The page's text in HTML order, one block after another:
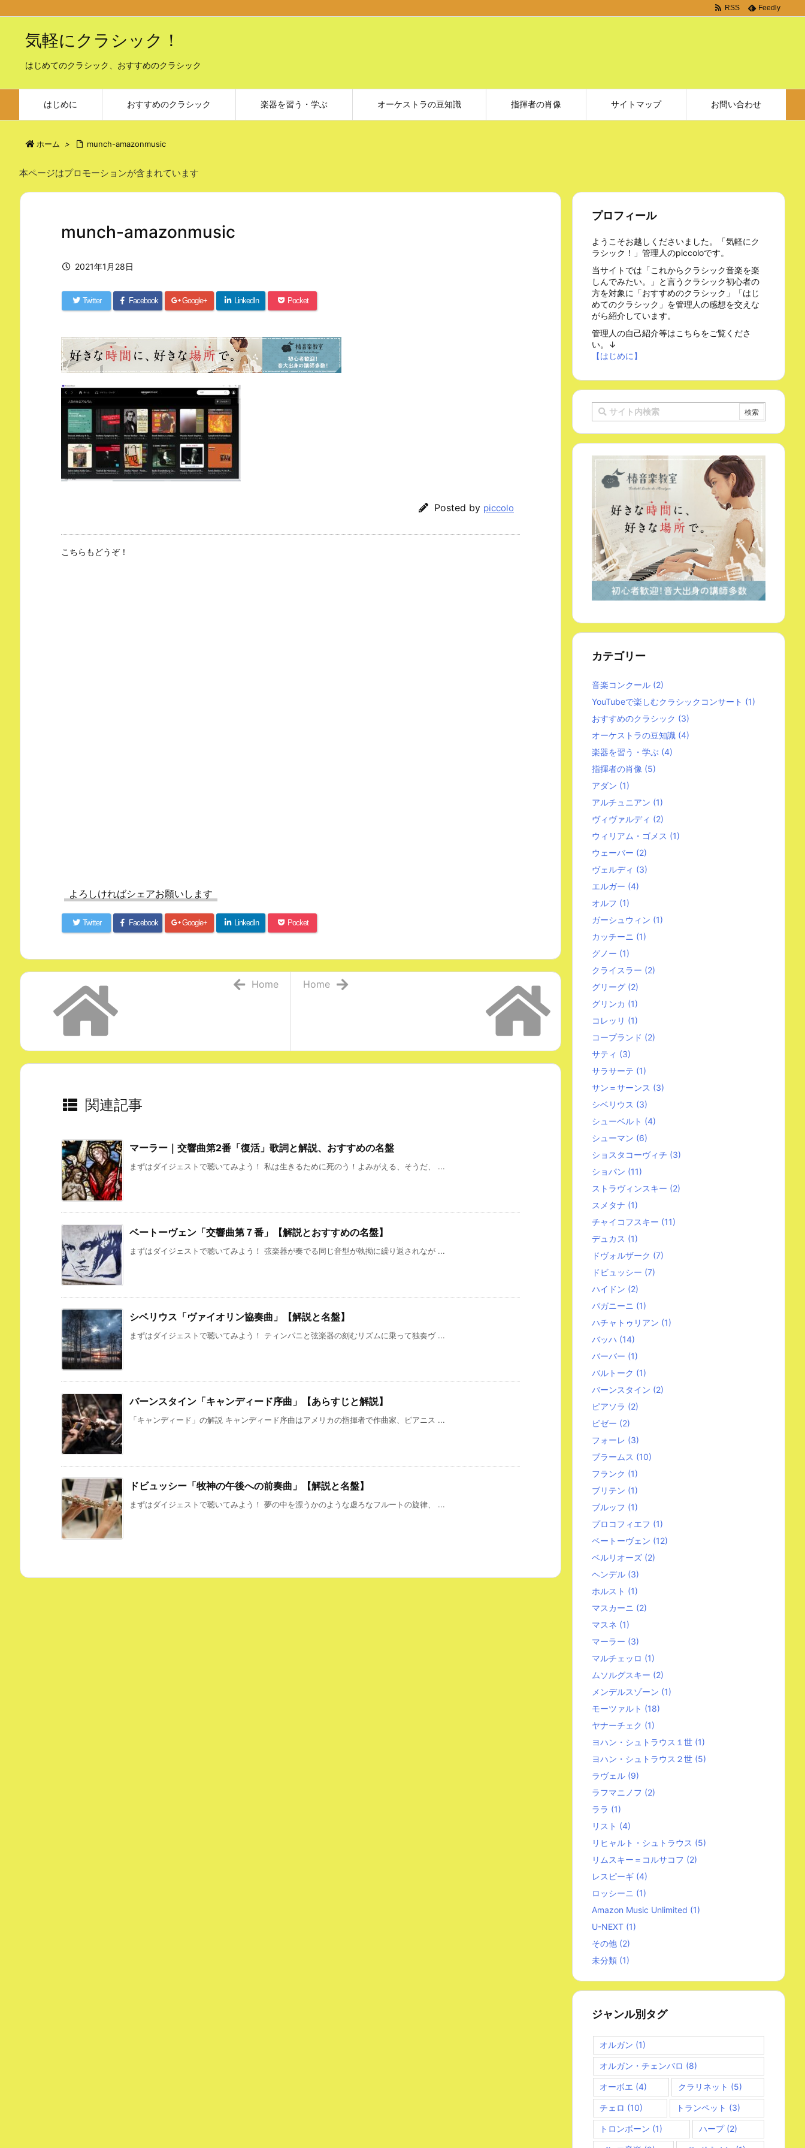
気軽にクラシック！
はじめてのクラシック、おすすめのクラシック
はじめに おすすめのクラシック 楽器を習う・学ぶ オーケストラの豆知識 指揮者の肖像 サイトマップ お問い合わせ
RSS Feedly
ホーム > munch-amazonmusic
本ページはプロモーションが含まれています
munch-amazonmusic
2021年1月28日
Twitter Facebook Google+ LinkedIn Pocket
Posted by piccolo
こちらもどうぞ！
よろしければシェアお願いします
Twitter Facebook Google+ LinkedIn Pocket
Home
Home
関連記事
マーラー｜交響曲第2番「復活」歌詞と解説、おすすめの名盤
まずはダイジェストで聴いてみよう！ 私は生きるために死のう！よみがえる、そうだ、 ...
ベートーヴェン「交響曲第７番」【解説とおすすめの名盤】
まずはダイジェストで聴いてみよう！ 弦楽器が奏でる同じ音型が執拗に繰り返されなが ...
シベリウス「ヴァイオリン協奏曲」【解説と名盤】
まずはダイジェストで聴いてみよう！ ティンパニと弦楽器の刻むリズムに乗って独奏ヴ ...
バーンスタイン「キャンディード序曲」【あらすじと解説】
「キャンディード」の解説 キャンディード序曲はアメリカの指揮者で作曲家、ピアニス ...
ドビュッシー「牧神の午後への前奏曲」【解説と名盤】
まずはダイジェストで聴いてみよう！ 夢の中を漂うかのような虚ろなフルートの旋律、 ...
プロフィール
ようこそお越しくださいました。「気軽にク
ラシック！」管理人のpiccoloです。
当サイトでは「これからクラシック音楽を楽
しんでみたい。」と言うクラシック初心者の
方を対象に「おすすめのクラシック」「はじ
めてのクラシック」を管理人の感想を交えな
がら紹介しています。
管理人の自己紹介等はこちらをご覧くださ
い。↓
【はじめに】
カテゴリー
音楽コンクール (2)
YouTubeで楽しむクラシックコンサート (1)
おすすめのクラシック (3)
オーケストラの豆知識 (4)
楽器を習う・学ぶ (4)
指揮者の肖像 (5)
アダン (1)
アルチュニアン (1)
ヴィヴァルディ (2)
ウィリアム・ゴメス (1)
ウェーバー (2)
ヴェルディ (3)
エルガー (4)
オルフ (1)
ガーシュウィン (1)
カッチーニ (1)
グノー (1)
クライスラー (2)
グリーグ (2)
グリンカ (1)
コレッリ (1)
コープランド (2)
サティ (3)
サラサーテ (1)
サン＝サーンス (3)
シベリウス (3)
シューベルト (4)
シューマン (6)
ショスタコーヴィチ (3)
ショパン (11)
ストラヴィンスキー (2)
スメタナ (1)
チャイコフスキー (11)
デュカス (1)
ドヴォルザーク (7)
ドビュッシー (7)
ハイドン (2)
パガニーニ (1)
ハチャトゥリアン (1)
バッハ (14)
バーバー (1)
バルトーク (1)
バーンスタイン (2)
ピアソラ (2)
ビゼー (2)
フォーレ (3)
ブラームス (10)
フランク (1)
ブリテン (1)
ブルッフ (1)
プロコフィエフ (1)
ベートーヴェン (12)
ベルリオーズ (2)
ヘンデル (3)
ホルスト (1)
マスカーニ (2)
マスネ (1)
マーラー (3)
マルチェッロ (1)
ムソルグスキー (2)
メンデルスゾーン (1)
モーツァルト (18)
ヤナーチェク (1)
ヨハン・シュトラウス１世 (1)
ヨハン・シュトラウス２世 (5)
ラヴェル (9)
ラフマニノフ (2)
ララ (1)
リスト (4)
リヒャルト・シュトラウス (5)
リムスキー＝コルサコフ (2)
レスピーギ (4)
ロッシーニ (1)
Amazon Music Unlimited (1)
U-NEXT (1)
その他 (2)
未分類 (1)
ジャンル別タグ
オルガン (1)
オルガン・チェンバロ (8)
オーボエ (4) クラリネット (5)
チェロ (10) トランペット (3)
トロンボーン (1) ハープ(2)